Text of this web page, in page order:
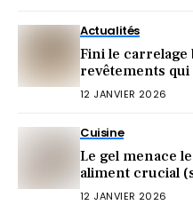
Actualités
Fini le carrelage
revêtements
12 JANVIER 2026
Cuisine
Le gel menace
aliment crucial
12 JANVIER 2026